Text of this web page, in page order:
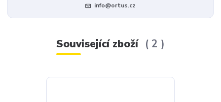
info@ortus.cz
Související zboží 2